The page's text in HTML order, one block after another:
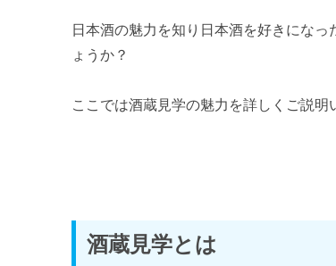
自分好みの日本酒を探す
第３章 日本酒女子会を楽しむ！
日本酒の魅力を知り日本酒を好きにな
ょうか？
ここでは酒蔵見学の魅力を詳しくご説明
酒蔵見学とは